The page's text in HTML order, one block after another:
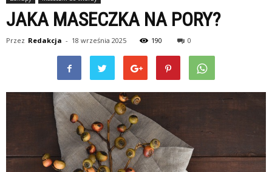
JAKA MASECZKA NA PORY?
Przez Redakcja - 18 września 2025 190 0